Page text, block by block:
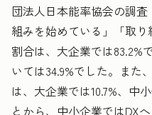
団法人日本能率協会の調
組みを始めている」「取
割合は、大企業では83.2%
いては34.9%でした。また
は、大企業では10.7%、中
とから、中小企業ではDX